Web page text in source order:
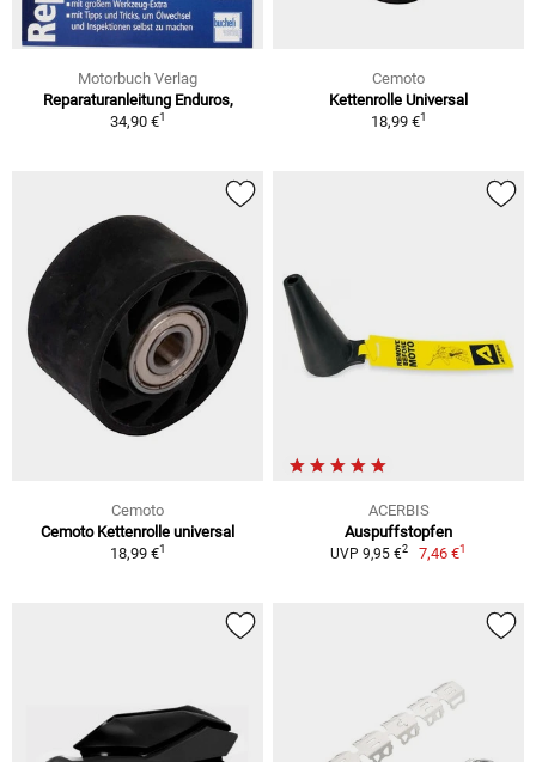
Motorbuch Verlag
Reparaturanleitung Enduros,
34,90 €1
Cemoto
Kettenrolle Universal
18,99 €1
Cemoto
Cemoto Kettenrolle universal
18,99 €1
ACERBIS
Auspuffstopfen
UVP 9,95 €2 7,46 €1